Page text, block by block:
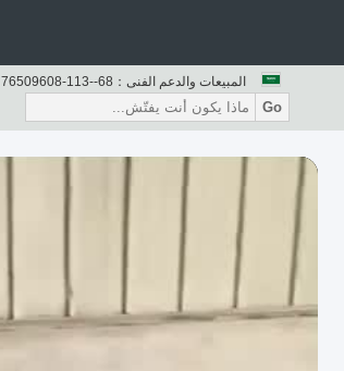
المبيعات والدعم الفنى： 86--311-80690567
Go